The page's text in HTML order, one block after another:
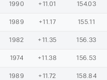
1990 +11.01 154.03
1989 +11.17 155.11
1982 +11.35 156.33
1974 +11.38 156.53
1989 +11.72 158.84